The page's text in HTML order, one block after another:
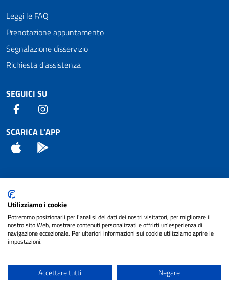
Leggi le FAQ
Prenotazione appuntamento
Segnalazione disservizio
Richiesta d'assistenza
SEGUICI SU
Facebook
SCARICA L'APP
App Store
Attuazione Misure PNRR
Piano di miglioramento del sito
Note legali
cura diNET SMART
Utilizziamo i cookie
Potremmo posizionarli per l'analisi dei dati dei nostri visitatori, per migliorare il
nostro sito Web, mostrare contenuti personalizzati e offrirti un'esperienza di
navigazione eccezionale. Per ulteriori informazioni sui cookie utilizziamo aprire le
impostazioni.
Accettare tutti Negare